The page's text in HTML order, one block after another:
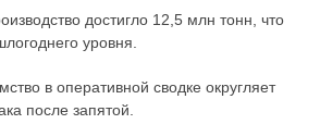
достигло 12,5 млн тонн, что
уровня.
в оперативной сводке округляет
после запятой.